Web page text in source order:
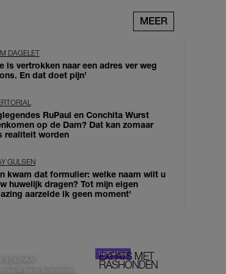
MEER
DAGELET
is vertrokken naar een adres ver weg
En dat doet pijn’
RuPaul en Conchita Wurst
op de Dam? Dat kan zomaar
realiteit worden
GULSEN
kwam dat formulier: welke naam wilt u
huwelijk dragen? Tot mijn eigen
aarzelde ik geen moment'
STAD VAN
deelt haar favoriete
EXPATS MET
RASHONDEN